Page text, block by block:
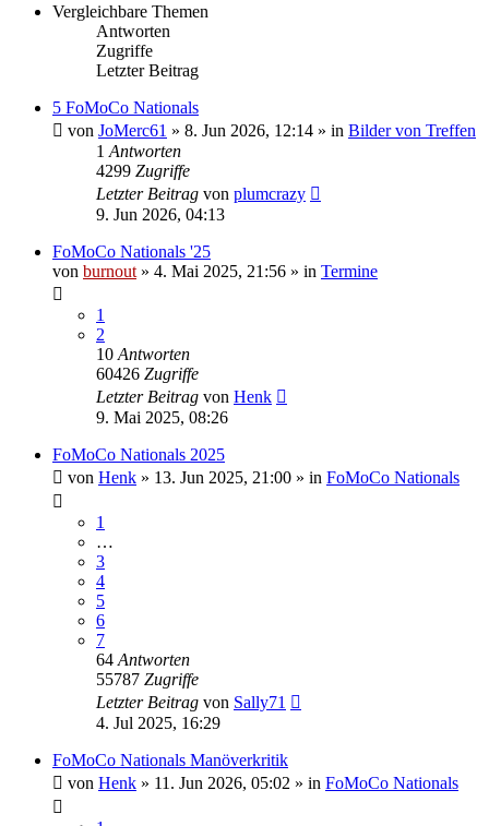
Vergleichbare Themen
Antworten
Zugriffe
Letzter Beitrag
5 FoMoCo Nationals
von JoMerc61 » 8. Jun 2026, 12:14 » in Bilder von Treffen
1 Antworten
4299 Zugriffe
Letzter Beitrag von plumcrazy
9. Jun 2026, 04:13
FoMoCo Nationals '25
von burnout » 4. Mai 2025, 21:56 » in Termine
1
2
10 Antworten
60426 Zugriffe
Letzter Beitrag von Henk
9. Mai 2025, 08:26
FoMoCo Nationals 2025
von Henk » 13. Jun 2025, 21:00 » in FoMoCo Nationals
1
…
3
4
5
6
7
64 Antworten
55787 Zugriffe
Letzter Beitrag von Sally71
4. Jul 2025, 16:29
FoMoCo Nationals Manöverkritik
von Henk » 11. Jun 2026, 05:02 » in FoMoCo Nationals